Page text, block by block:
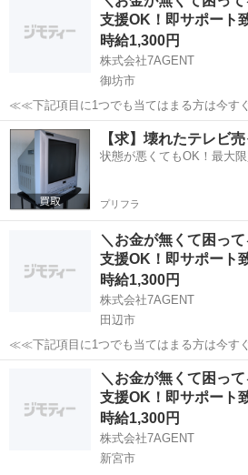
コーディネータ...支援OK！即サポー
時給1,300円
株式会社7AGENT
御坊市
≪≪下記項目に1つでも当てはまる方は今
ちのお金がほとんど無い ②今日泊まる寝床
る、止まりそう ④今スグ働きたい ⑤いっぱい稼ぎたい
コーディネータ...
和歌山 御坊市 倉庫 生活支援
【求】壊れたテレビ
状態が悪くてもOK！最大
プリフラ
＼お金が無くて困っ
支援OK！即サポー
時給1,300円
株式会社7AGENT
田辺市
≪≪下記項目に1つでも当てはまる方は今
ちのお金がほとんど無い ②今日泊まる寝床
る、止まりそう ④今スグ働きたい ⑤いっぱい稼ぎたい
コーディネータ...
倉庫 生活支援
＼お金が無くて困っ
支援OK！即サポー
時給1,300円
株式会社7AGENT
新宮市